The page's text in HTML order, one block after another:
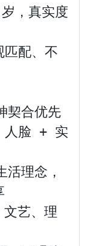
，真实度
配、不
契合优先
人脸 + 实
活理念，
艺、理